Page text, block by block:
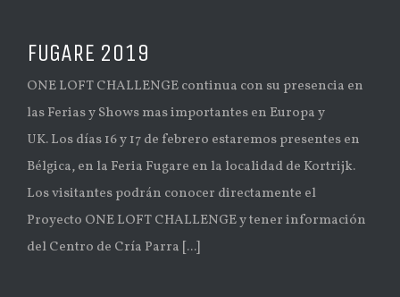
FUGARE 2019
ONE LOFT CHALLENGE continua con su presencia en
las Ferias y Shows mas importantes en Europa y
UK. Los días 16 y 17 de febrero estaremos presentes en
Bélgica, en la Feria Fugare en la localidad de Kortrijk.
Los visitantes podrán conocer directamente el
Proyecto ONE LOFT CHALLENGE y tener información
del Centro de Cría Parra [...]